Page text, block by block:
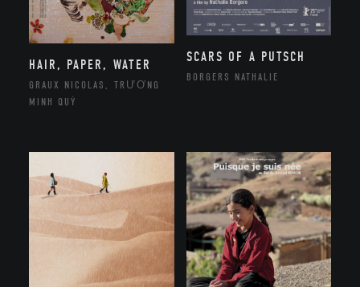
HAIR, PAPER, WATER
GRAUX NICOLAS, TRƯƠNG
MINH QUÝ
SCARS OF A PUTSCH
BORGERS NATHALIE